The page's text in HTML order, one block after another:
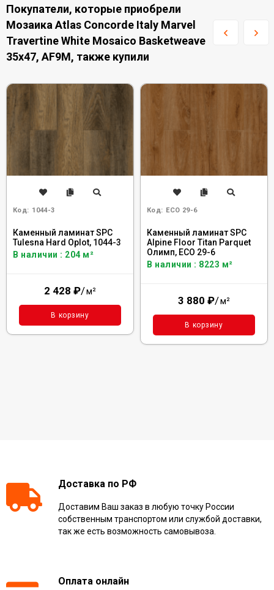
Покупатели, которые приобрели
Мозаика Atlas Concorde Italy Marvel
Travertine White Mosaico Basketweave
35x47, AF9M, также купили
Код: 1044-3
Каменный ламинат SPC
Tulesna Hard Oplot, 1044-3
В наличии : 204 м²
2 428 ₽/м²
В корзину
Код: ECO 29-6
Каменный ламинат SPC
Alpine Floor Titan Parquet
Олимп, ЕСО 29-6
В наличии : 8223 м²
3 880 ₽/м²
В корзину
Доставка по РФ
Доставим Ваш заказ в любую точку России
собственным транспортом или службой доставки,
так же есть возможность самовывоза.
Оплата онлайн